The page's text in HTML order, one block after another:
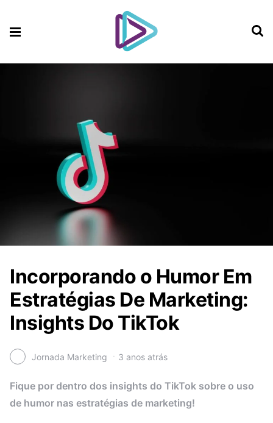
Incorporando o Humor Em
Estratégias De Marketing:
Insights Do TikTok
Jornada Marketing 3 anos atrás
Fique por dentro dos insights do TikTok sobre o uso
de humor nas estratégias de marketing!